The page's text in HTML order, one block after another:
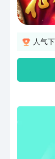
人气